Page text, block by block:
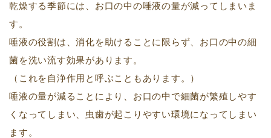
乾燥する季節には、お口の中の唾液の量が減ってしまいま
す。
唾液の役割は、消化を助けることに限らず、お口の中の細
菌を洗い流す効果があります。
（これを自浄作用と呼ぶこともあります。）
唾液の量が減ることにより、お口の中で細菌が繁殖しやす
くなってしまい、虫歯が起こりやすい環境になってしまい
ます。